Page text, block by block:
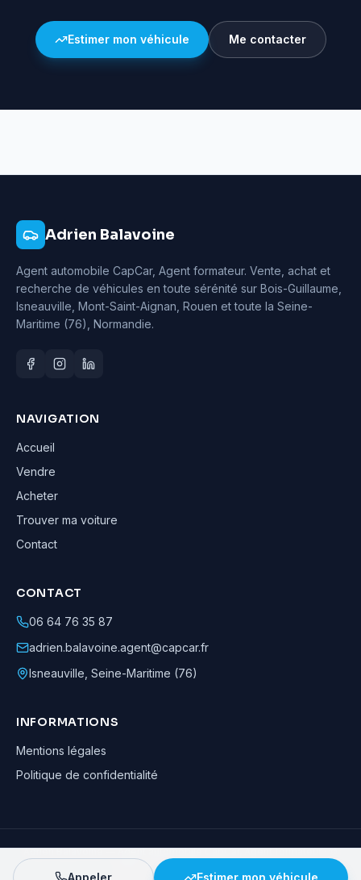
Estimer mon véhicule Me contacter
Adrien Balavoine
Agent automobile CapCar, Agent formateur. Vente, achat et
recherche de véhicules en toute sérénité sur Bois-Guillaume,
Isneauville, Mont-Saint-Aignan, Rouen et toute la Seine-
Maritime (76), Normandie.
NAVIGATION
Accueil
Vendre
Acheter
Trouver ma voiture
Contact
CONTACT
06 64 76 35 87
adrien.balavoine.agent@capcar.fr
Isneauville Seine-Maritime (76)
INFORMATIONS
Mentions légales
Politique de confidentialité
Adrien Balavoine—Agent automobile CapCar, Agent formateur· ©
· Tous droits réservés
Appeler Estimer mon véhicule